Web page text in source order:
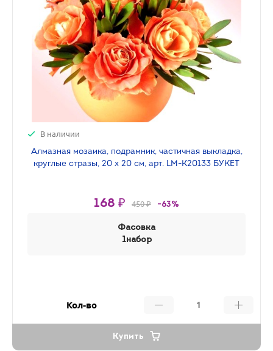
В наличии
Алмазная мозаика, подрамник, частичная выкладка,
круглые стразы, 20 х 20 см, арт. LM-K20133 БУКЕТ
168 ₽ 450 ₽ -63%
Фасовка
1набор
Кол-во
Купить